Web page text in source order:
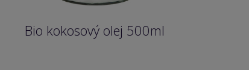
Bio kokosový olej 500ml